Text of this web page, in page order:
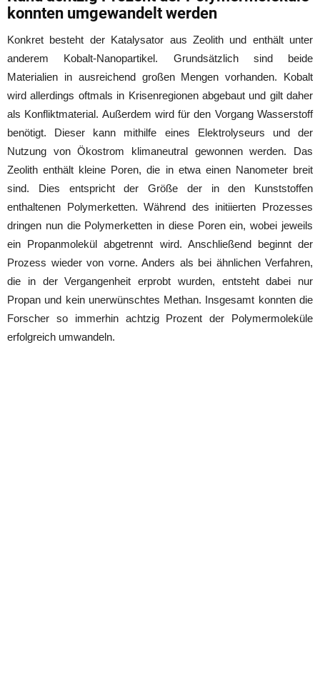
konnten umgewandelt werden
Konkret besteht der Katalysator aus Zeolith und enthält unter
anderem Kobalt-Nanopartikel. Grundsätzlich sind beide
Materialien in ausreichend großen Mengen vorhanden. Kobalt
wird allerdings oftmals in Krisenregionen abgebaut und gilt daher
als Konfliktmaterial. Außerdem wird für den Vorgang Wasserstoff
benötigt. Dieser kann mithilfe eines Elektrolyseurs und der
Nutzung von Ökostrom klimaneutral gewonnen werden. Das
Zeolith enthält kleine Poren, die in etwa einen Nanometer breit
sind. Dies entspricht der Größe der in den Kunststoffen
enthaltenen Polymerketten. Während des initiierten Prozesses
dringen nun die Polymerketten in diese Poren ein, wobei jeweils
ein Propanmolekül abgetrennt wird. Anschließend beginnt der
Prozess wieder von vorne. Anders als bei ähnlichen Verfahren,
die in der Vergangenheit erprobt wurden, entsteht dabei nur
Propan und kein unerwünschtes Methan. Insgesamt konnten die
Forscher so immerhin achtzig Prozent der Polymermoleküle
erfolgreich umwandeln.